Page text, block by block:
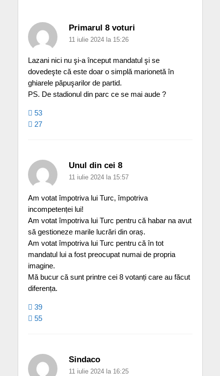
Primarul 8 voturi
11 iulie 2024 la 15:26
Lazani nici nu şi-a început mandatul şi se
dovedeşte că este doar o simplă marionetă în
ghiarele păpuşarilor de partid.
PS. De stadionul din parc ce se mai aude ?
53
27
Unul din cei 8
11 iulie 2024 la 15:57
Am votat împotriva lui Turc, împotriva
incompetenței lui!
Am votat împotriva lui Turc pentru că habar na avut
să gestioneze marile lucrări din oraș.
Am votat împotriva lui Turc pentru că în tot
mandatul lui a fost preocupat numai de propria
imagine.
Mă bucur că sunt printre cei 8 votanți care au făcut
diferența.
39
55
Sindaco
11 iulie 2024 la 16:25